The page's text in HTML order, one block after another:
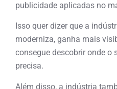
publicidade aplicadas no
Isso quer dizer que a
moderniza, ganha mais
consegue descobrir onde o
precisa.
Além disso, a indústria